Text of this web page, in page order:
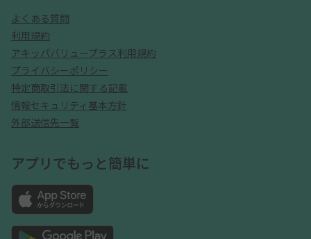
よくある質問
利用規約
アキッパバリュープラス利用規約
プライバシーポリシー
特定商取引法に関する記載
情報セキュリティ基本方針
外部送信先一覧
アプリでもっと簡単に